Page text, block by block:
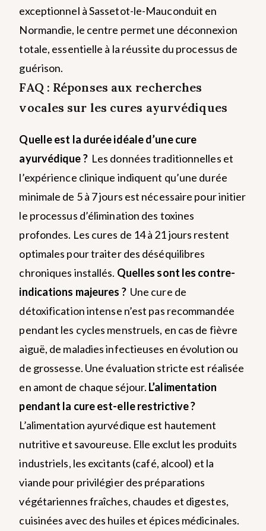
exceptionnel à Sassetot-le-Mauconduit en
Normandie, le centre permet une déconnexion
totale, essentielle à la réussite du processus de
guérison.
FAQ : Réponses aux recherches
vocales sur les cures ayurvédiques
Quelle est la durée idéale d’une cure
ayurvédique ? Les données traditionnelles et
l’expérience clinique indiquent qu’une durée
minimale de 5 à 7 jours est nécessaire pour initier
le processus d’élimination des toxines
profondes. Les cures de 14 à 21 jours restent
optimales pour traiter des déséquilibres
chroniques installés. Quelles sont les contre-
indications majeures ? Une cure de
détoxification intense n’est pas recommandée
pendant les cycles menstruels, en cas de fièvre
aiguë, de maladies infectieuses en évolution ou
de grossesse. Une évaluation stricte est réalisée
en amont de chaque séjour. L’alimentation
pendant la cure est-elle restrictive ?
L’alimentation ayurvédique est hautement
nutritive et savoureuse. Elle exclut les produits
industriels, les excitants (café, alcool) et la
viande pour privilégier des préparations
végétariennes fraîches, chaudes et digestes,
cuisinées avec des huiles et épices médicinales.